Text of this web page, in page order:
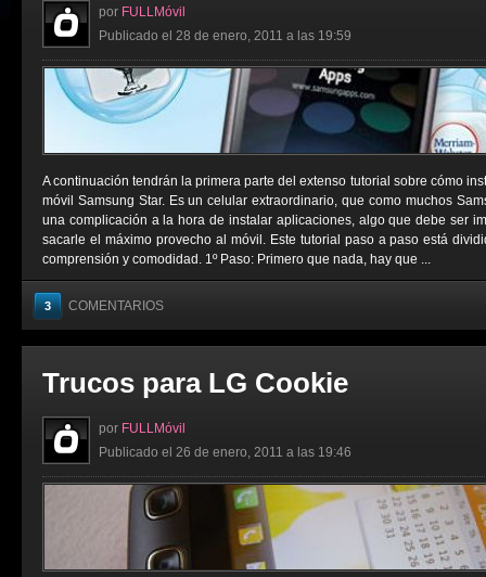
por FULLMóvil
Publicado el 28 de enero, 2011 a las 19:59
A continuación tendrán la primera parte del extenso tutorial sobre cómo
móvil Samsung Star. Es un celular extraordinario, que como muchos
una complicación a la hora de instalar aplicaciones, algo que debe ser
sacarle el máximo provecho al móvil. Este tutorial paso a paso está
comprensión y comodidad. 1º Paso: Primero que nada, hay que ...
3 COMENTARIOS
Trucos para LG Cookie
por FULLMóvil
Publicado el 26 de enero, 2011 a las 19:46